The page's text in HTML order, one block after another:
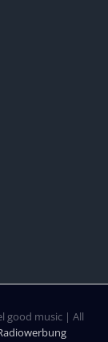
good music | All